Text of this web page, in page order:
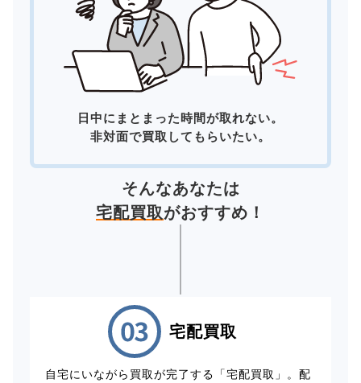
日中にまとまった時間が取れない。
非対面で買取してもらいたい。
そんなあなたは
宅配買取がおすすめ！
宅配買取
自宅にいながら買取が完了する「宅配買取」。配